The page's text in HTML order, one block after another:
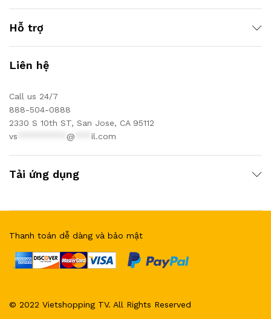
Hỗ trợ
Liên hệ
Call us 24/7
888-504-0888
2330 S 10th ST, San Jose, CA 95112
vs
@ il.com
Tải ứng dụng
© 2022 Vietshopping TV. All Rights Reserved
Thanh toán dễ dàng và bảo mật